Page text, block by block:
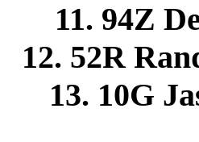
11. 94Z
12. 52R
13. 10G